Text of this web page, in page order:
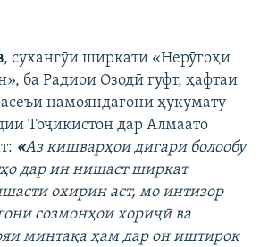
, сухангӯи ширкати «Нерӯгоҳи
ба Радиои Озодӣ гуфт, ҳафтаи
намояндагони ҳукумату
Тоҷикистон дар Алмаато
«Аз кишварҳои дигари болообу
дар ин нишаст ширкат
охирин аст, мо интизор
созмонҳои хориҷӣ ва
минтақа ҳам дар он иштирок